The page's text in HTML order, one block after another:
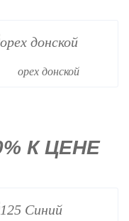
орех донской
К ЦЕНЕ